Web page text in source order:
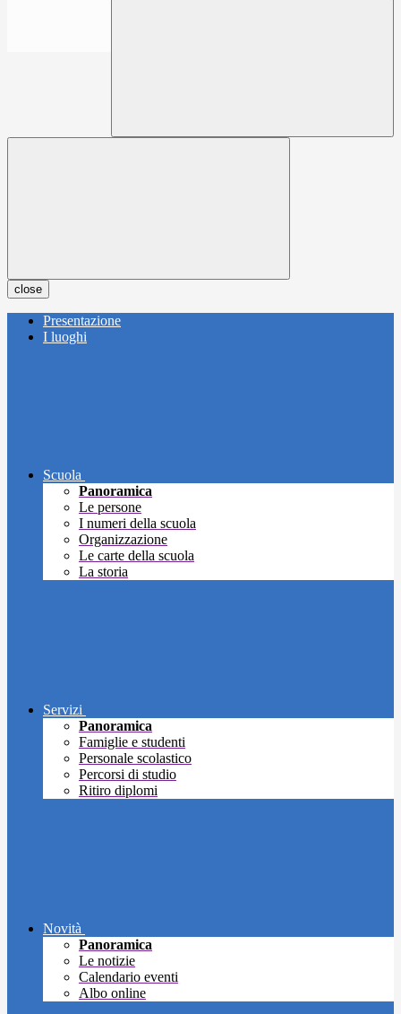
close
Presentazione
I luoghi
Scuola
Panoramica
Le persone
I numeri della scuola
Organizzazione
Le carte della scuola
La storia
Servizi
Panoramica
Famiglie e studenti
Personale scolastico
Percorsi di studio
Ritiro diplomi
Novità
Panoramica
Le notizie
Calendario eventi
Albo online